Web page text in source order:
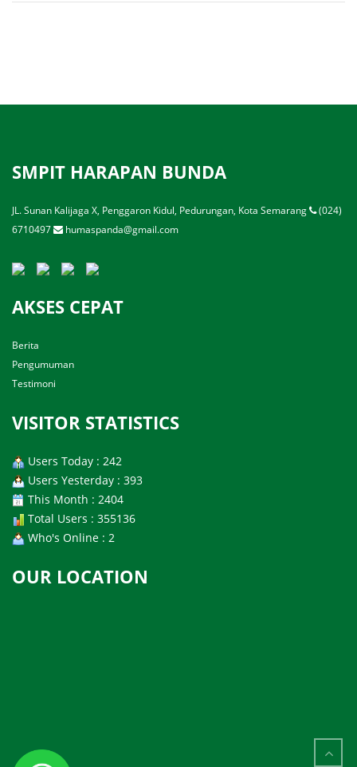
SMPIT HARAPAN BUNDA
JL. Sunan Kalijaga X, Penggaron Kidul, Pedurungan, Kota Semarang
(024)
6710497
humaspanda@gmail.com
AKSES CEPAT
Berita
Pengumuman
Testimoni
VISITOR STATISTICS
Users Today : 242
Users Yesterday : 393
This Month : 2404
Total Users : 355136
Who's Online : 2
OUR LOCATION